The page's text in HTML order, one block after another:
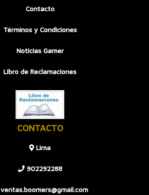
Contacto
Términos y Condiciones
Noticias Gamer
Libro de Reclamaciones
CONTACTO
LIma
902292288
ventas.boomers@gmail.com